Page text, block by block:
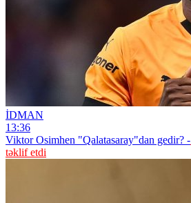
İDMAN
13:36
Viktor Osimhen "Qalatasaray"dan gedir? -
təklif etdi